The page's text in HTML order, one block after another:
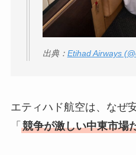
出典： Etihad Airways
エティハド航空は、なぜ
「 競争が激しい中東市場